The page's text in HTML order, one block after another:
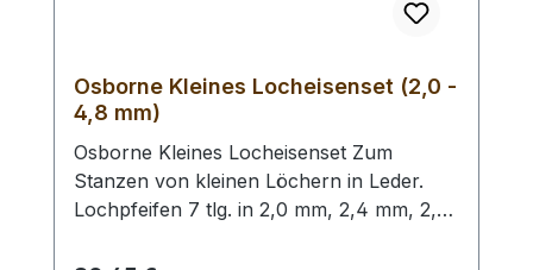
Osborne Kleines Locheisenset (2,0 -
4,8 mm)
Osborne Kleines Locheisenset Zum
Stanzen von kleinen Löchern in Leder.
Lochpfeifen 7 tlg. in 2,0 mm, 2,4 mm, 2,8